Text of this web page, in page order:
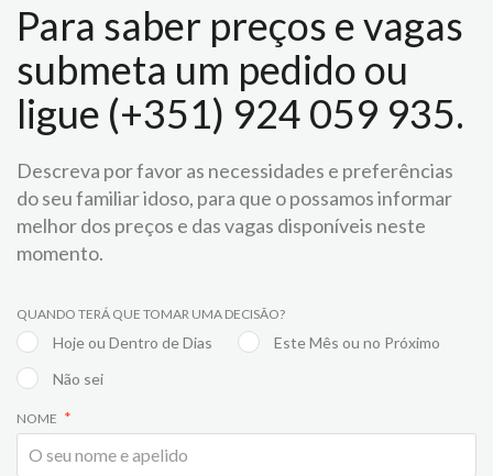
Para saber preços e vagas
submeta um pedido ou
ligue (+351) 924 059 935.
Descreva por favor as necessidades e preferências
do seu familiar idoso, para que o possamos informar
melhor dos preços e das vagas disponíveis neste
momento.
QUANDO TERÁ QUE TOMAR UMA DECISÃO?
Hoje ou Dentro de Dias
Este Mês ou no Próximo
Não sei
NOME